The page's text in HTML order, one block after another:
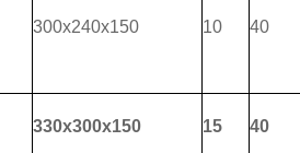
300x240x150 10 40
330x300x150 15 40